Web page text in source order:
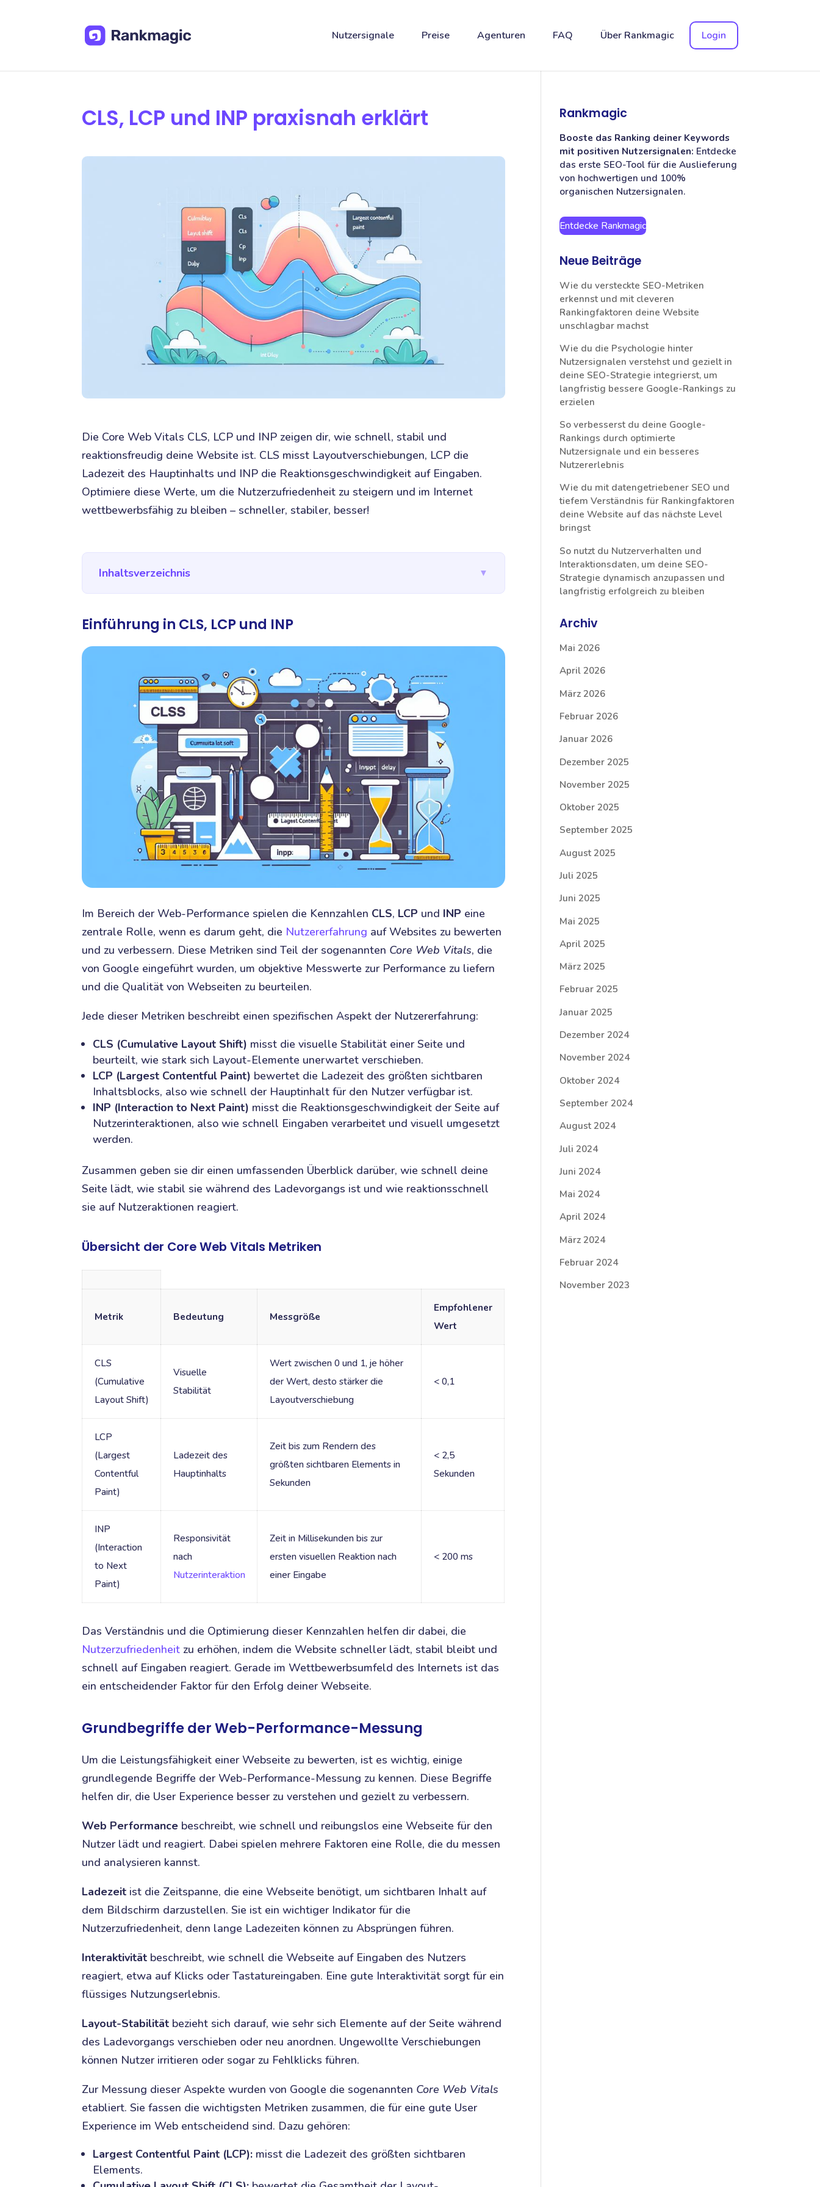
Nutzersignale Preise Agenturen FAQ Über Rankmagic Login
CLS, LCP und INP praxisnah erklärt
Die Core Web Vitals CLS, LCP und INP zeigen dir, wie schnell, stabil und
reaktionsfreudig deine Website ist. CLS misst Layoutverschiebungen, LCP die
Ladezeit des Hauptinhalts und INP die Reaktionsgeschwindigkeit auf Eingaben.
Optimiere diese Werte, um die Nutzerzufriedenheit zu steigern und im Internet
wettbewerbsfähig zu bleiben – schneller, stabiler, besser!
Inhaltsverzeichnis ▼
Einführung in CLS, LCP und INP
Im Bereich der Web-Performance spielen die Kennzahlen CLS, LCP und INP eine
zentrale Rolle, wenn es darum geht, die Nutzererfahrung auf Websites zu bewerten
und zu verbessern. Diese Metriken sind Teil der sogenannten Core Web Vitals, die
von Google eingeführt wurden, um objektive Messwerte zur Performance zu liefern
und die Qualität von Webseiten zu beurteilen.
Jede dieser Metriken beschreibt einen spezifischen Aspekt der Nutzererfahrung:
CLS (Cumulative Layout Shift) misst die visuelle Stabilität einer Seite und
beurteilt, wie stark sich Layout-Elemente unerwartet verschieben.
LCP (Largest Contentful Paint) bewertet die Ladezeit des größten sichtbaren
Inhaltsblocks, also wie schnell der Hauptinhalt für den Nutzer verfügbar ist.
INP (Interaction to Next Paint) misst die Reaktionsgeschwindigkeit der Seite auf
Nutzerinteraktionen, also wie schnell Eingaben verarbeitet und visuell umgesetzt
werden.
Zusammen geben sie dir einen umfassenden Überblick darüber, wie schnell deine
Seite lädt, wie stabil sie während des Ladevorgangs ist und wie reaktionsschnell
sie auf Nutzeraktionen reagiert.
Übersicht der Core Web Vitals Metriken
Metrik Bedeutung Messgröße
Empfohlener
Wert
CLS
(Cumulative
Layout Shift)
Visuelle
Stabilität
Wert zwischen 0 und 1, je höher
der Wert, desto stärker die
Layoutverschiebung
< 0,1
LCP
(Largest
Contentful
Paint)
Ladezeit des
Hauptinhalts
Zeit bis zum Rendern des
größten sichtbaren Elements in
Sekunden
< 2,5
Sekunden
INP
(Interaction
to Next
Paint)
Responsivität
nach
Nutzerinteraktion
Zeit in Millisekunden bis zur
ersten visuellen Reaktion nach
einer Eingabe
< 200 ms
Das Verständnis und die Optimierung dieser Kennzahlen helfen dir dabei, die
Nutzerzufriedenheit zu erhöhen, indem die Website schneller lädt, stabil bleibt und
schnell auf Eingaben reagiert. Gerade im Wettbewerbsumfeld des Internets ist das
ein entscheidender Faktor für den Erfolg deiner Webseite.
Grundbegriffe der Web-Performance-Messung
Um die Leistungsfähigkeit einer Webseite zu bewerten, ist es wichtig, einige
grundlegende Begriffe der Web-Performance-Messung zu kennen. Diese Begriffe
helfen dir, die User Experience besser zu verstehen und gezielt zu verbessern.
Web Performance beschreibt, wie schnell und reibungslos eine Webseite für den
Nutzer lädt und reagiert. Dabei spielen mehrere Faktoren eine Rolle, die du messen
und analysieren kannst.
Ladezeit ist die Zeitspanne, die eine Webseite benötigt, um sichtbaren Inhalt auf
dem Bildschirm darzustellen. Sie ist ein wichtiger Indikator für die
Nutzerzufriedenheit, denn lange Ladezeiten können zu Absprüngen führen.
Interaktivität beschreibt, wie schnell die Webseite auf Eingaben des Nutzers
reagiert, etwa auf Klicks oder Tastatureingaben. Eine gute Interaktivität sorgt für ein
flüssiges Nutzungserlebnis.
Layout-Stabilität bezieht sich darauf, wie sehr sich Elemente auf der Seite während
des Ladevorgangs verschieben oder neu anordnen. Ungewollte Verschiebungen
können Nutzer irritieren oder sogar zu Fehlklicks führen.
Zur Messung dieser Aspekte wurden von Google die sogenannten Core Web Vitals
etabliert. Sie fassen die wichtigsten Metriken zusammen, die für eine gute User
Experience im Web entscheidend sind. Dazu gehören:
Largest Contentful Paint (LCP): misst die Ladezeit des größten sichtbaren
Elements.
Rankmagic
Booste das Ranking deiner Keywords
mit positiven Nutzersignalen: Entdecke
das erste SEO-Tool für die Auslieferung
von hochwertigen und 100%
organischen Nutzersignalen.
Entdecke Rankmagic
Neue Beiträge
Wie du versteckte SEO-Metriken
erkennst und mit cleveren
Rankingfaktoren deine Website
unschlagbar machst
Wie du die Psychologie hinter
Nutzersignalen verstehst und gezielt in
deine SEO-Strategie integrierst, um
langfristig bessere Google-Rankings zu
erzielen
So verbesserst du deine Google-
Rankings durch optimierte
Nutzersignale und ein besseres
Nutzererlebnis
Wie du mit datengetriebener SEO und
tiefem Verständnis für Rankingfaktoren
deine Website auf das nächste Level
bringst
So nutzt du Nutzerverhalten und
Interaktionsdaten, um deine SEO-
Strategie dynamisch anzupassen und
langfristig erfolgreich zu bleiben
Archiv
Mai 2026
April 2026
März 2026
Februar 2026
Januar 2026
Dezember 2025
November 2025
Oktober 2025
September 2025
August 2025
Juli 2025
Juni 2025
Mai 2025
April 2025
März 2025
Februar 2025
Januar 2025
Dezember 2024
November 2024
Oktober 2024
September 2024
August 2024
Juli 2024
Juni 2024
Mai 2024
April 2024
März 2024
Februar 2024
November 2023